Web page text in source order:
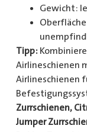
Gewicht:
Tipp:
Airlineschienen
Airlineschienen
Zurrschienen,
Jumper